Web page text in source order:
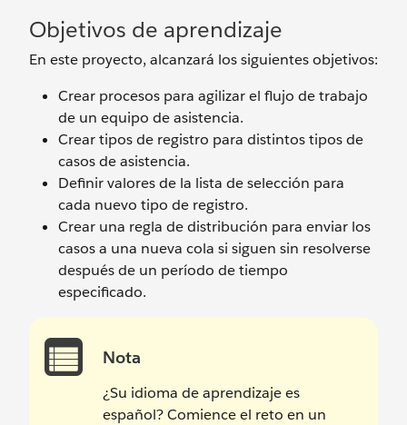
Objetivos de aprendizaje
En este proyecto, alcanzará los siguientes objetivos:
Crear procesos para agilizar el flujo de trabajo
de un equipo de asistencia.
Crear tipos de registro para distintos tipos de
casos de asistencia.
Definir valores de la lista de selección para
cada nuevo tipo de registro.
Crear una regla de distribución para enviar los
casos a una nueva cola si siguen sin resolverse
después de un período de tiempo
especificado.
Nota
¿Su idioma de aprendizaje es
español? Comience el reto en un